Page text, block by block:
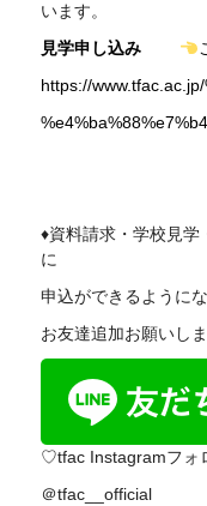
います。
見学申し込み
https://
♦資料請求・学校見学
に
申込ができるようにな
お友達追加お願いし
♡tfac Instagramフォ
＠tfac__official